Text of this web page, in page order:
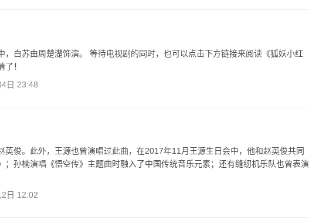
，白苏由周楚濋饰演。 等待电视剧的同时，也可以点击下方链接来阅读《狐妖小红
！
日 23:48
英俊。此外，王源也曾演唱过此曲，在2017年11月王源生日会中，他和赵英俊共同
；孙楠演唱《悟空传》主题曲时融入了中国传统音乐元素；还有缝纫机乐队也曾表演
日 12:02